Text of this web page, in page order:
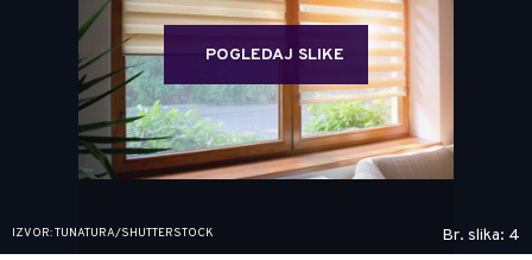
POGLEDAJ SLIKE
IZVOR: TUNATURA/SHUTTERSTOCK Br. slika: 4